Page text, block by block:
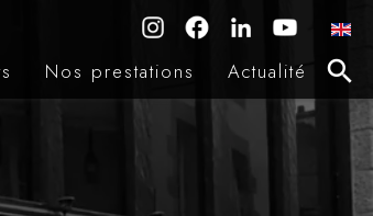
Nos prestations Actualité